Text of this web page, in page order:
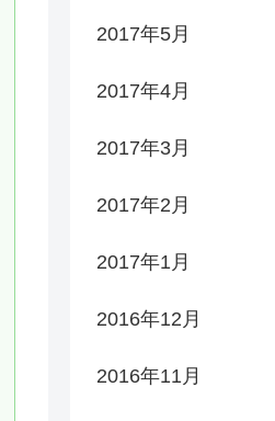
2017年5月
2017年4月
2017年3月
2017年2月
2017年1月
2016年12月
2016年11月